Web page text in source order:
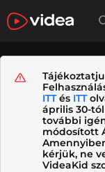
ITTés ITT
április 30-
további
módosított
kérjük, ne
VideaKid